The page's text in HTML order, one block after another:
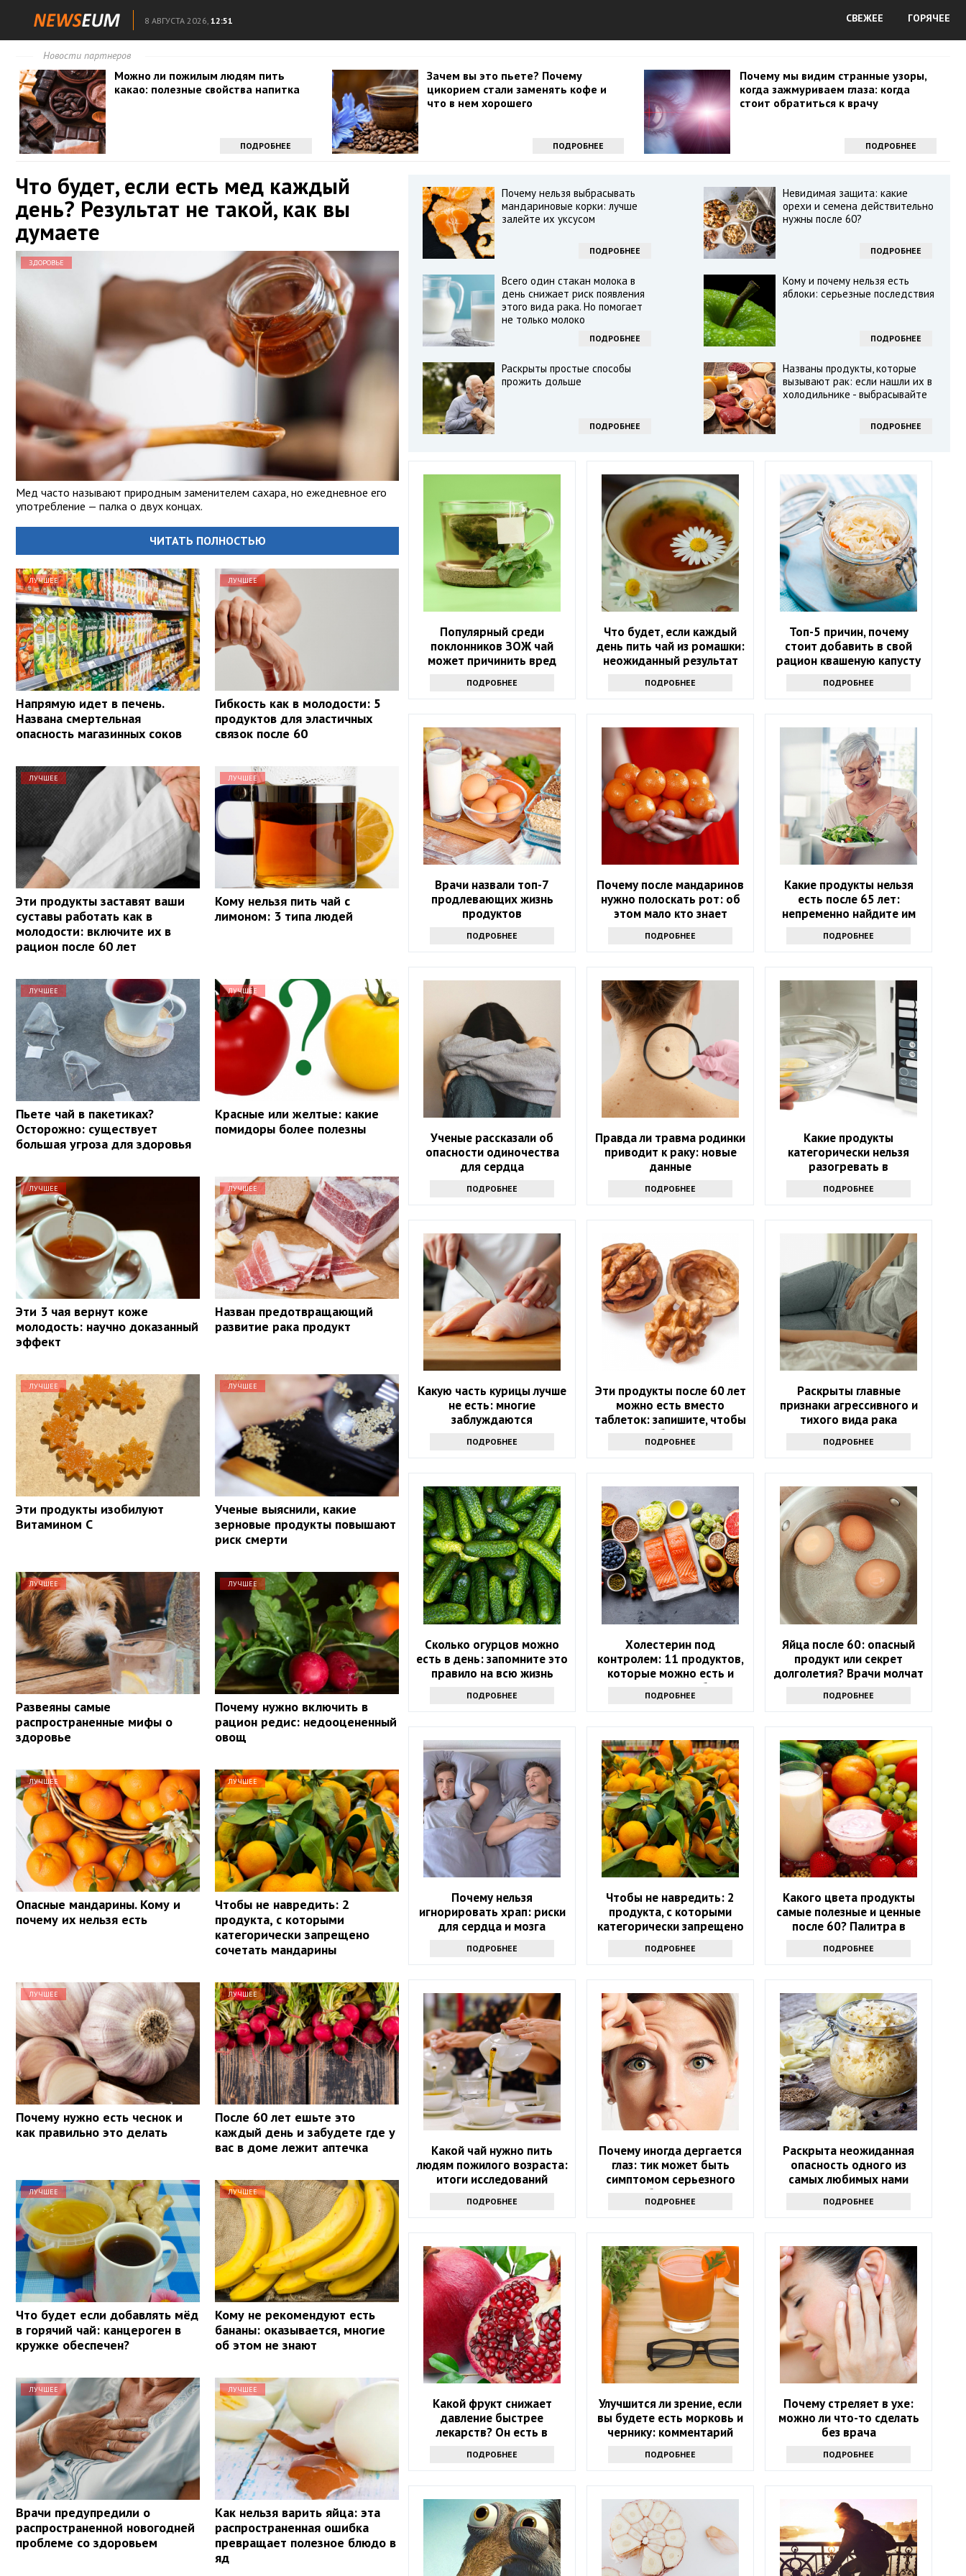
8 АВГУСТА 2026, 12:51 СВЕЖЕЕ ГОРЯЧЕЕ
Новости партнеров
Можно ли пожилым людям пить
какао: полезные свойства напитка
ПОДРОБНЕЕ
Зачем вы это пьете? Почему
цикорием стали заменять кофе и
что в нем хорошего
ПОДРОБНЕЕ
Почему мы видим странные узоры,
когда зажмуриваем глаза: когда
стоит обратиться к врачу
ПОДРОБНЕЕ
Что будет, если есть мед каждый
день? Результат не такой, как вы
думаете
ЗДОРОВЬЕ
Мед часто называют природным заменителем сахара, но ежедневное его
употребление — палка о двух концах.
ЧИТАТЬ ПОЛНОСТЬЮ
ЛУЧШЕЕ
Напрямую идет в печень.
Названа смертельная
опасность магазинных соков
ЛУЧШЕЕ
Гибкость как в молодости: 5
продуктов для эластичных
связок после 60
ЛУЧШЕЕ
Эти продукты заставят ваши
суставы работать как в
молодости: включите их в
рацион после 60 лет
ЛУЧШЕЕ
Кому нельзя пить чай с
лимоном: 3 типа людей
ЛУЧШЕЕ
Пьете чай в пакетиках?
Осторожно: существует
большая угроза для здоровья
ЛУЧШЕЕ
Красные или желтые: какие
помидоры более полезны
ЛУЧШЕЕ
Эти 3 чая вернут коже
молодость: научно доказанный
эффект
ЛУЧШЕЕ
Назван предотвращающий
развитие рака продукт
ЛУЧШЕЕ
Эти продукты изобилуют
Витамином С
ЛУЧШЕЕ
Ученые выяснили, какие
зерновые продукты повышают
риск смерти
ЛУЧШЕЕ
Развеяны самые
распространенные мифы о
здоровье
ЛУЧШЕЕ
Почему нужно включить в
рацион редис: недооцененный
овощ
ЛУЧШЕЕ
Опасные мандарины. Кому и
почему их нельзя есть
ЛУЧШЕЕ
Чтобы не навредить: 2
продукта, с которыми
категорически запрещено
сочетать мандарины
ЛУЧШЕЕ
Почему нужно есть чеснок и
как правильно это делать
ЛУЧШЕЕ
После 60 лет ешьте это
каждый день и забудете где у
вас в доме лежит аптечка
ЛУЧШЕЕ
Что будет если добавлять мёд
в горячий чай: канцероген в
кружке обеспечен?
ЛУЧШЕЕ
Кому не рекомендуют есть
бананы: оказывается, многие
об этом не знают
ЛУЧШЕЕ
Врачи предупредили о
распространенной новогодней
проблеме со здоровьем
ЛУЧШЕЕ
Как нельзя варить яйца: эта
распространенная ошибка
превращает полезное блюдо в
яд
Почему нельзя выбрасывать
мандариновые корки: лучше
залейте их уксусом
ПОДРОБНЕЕ
Невидимая защита: какие
орехи и семена действительно
нужны после 60?
ПОДРОБНЕЕ
Всего один стакан молока в
день снижает риск появления
этого вида рака. Но помогает
не только молоко
ПОДРОБНЕЕ
Кому и почему нельзя есть
яблоки: серьезные последствия
ПОДРОБНЕЕ
Раскрыты простые способы
прожить дольше
ПОДРОБНЕЕ
Названы продукты, которые
вызывают рак: если нашли их в
холодильнике - выбрасывайте
ПОДРОБНЕЕ
Популярный среди
поклонников ЗОЖ чай
может причинить вред
ПОДРОБНЕЕ
Что будет, если каждый
день пить чай из ромашки:
неожиданный результат
ПОДРОБНЕЕ
Топ-5 причин, почему
стоит добавить в свой
рацион квашеную капусту
ПОДРОБНЕЕ
Врачи назвали топ-7
продлевающих жизнь
продуктов
ПОДРОБНЕЕ
Почему после мандаринов
нужно полоскать рот: об
этом мало кто знает
ПОДРОБНЕЕ
Какие продукты нельзя
есть после 65 лет:
непременно найдите им
ПОДРОБНЕЕ
Ученые рассказали об
опасности одиночества
для сердца
ПОДРОБНЕЕ
Правда ли травма родинки
приводит к раку: новые
данные
ПОДРОБНЕЕ
Какие продукты
категорически нельзя
разогревать в
советы экспертов
ПОДРОБНЕЕ
Какую часть курицы лучше
не есть: многие
заблуждаются
ПОДРОБНЕЕ
Эти продукты после 60 лет
можно есть вместо
таблеток: запишите, чтобы
не болеть
ПОДРОБНЕЕ
Раскрыты главные
признаки агрессивного и
тихого вида рака
ПОДРОБНЕЕ
Сколько огурцов можно
есть в день: запомните это
правило на всю жизнь
ПОДРОБНЕЕ
Холестерин под
контролем: 11 продуктов,
которые можно есть и
которых стоит избегать
ПОДРОБНЕЕ
Яйца после 60: опасный
продукт или секрет
долголетия? Врачи молчат
ПОДРОБНЕЕ
Почему нельзя
игнорировать храп: риски
для сердца и мозга
ПОДРОБНЕЕ
Чтобы не навредить: 2
продукта, с которыми
категорически запрещено
ПОДРОБНЕЕ
Какого цвета продукты
самые полезные и ценные
после 60? Палитра в
ПОДРОБНЕЕ
Какой чай нужно пить
людям пожилого возраста:
итоги исследований
ПОДРОБНЕЕ
Почему иногда дергается
глаз: тик может быть
симптомом серьезного
заболевания
ПОДРОБНЕЕ
Раскрыта неожиданная
опасность одного из
самых любимых нами
ПОДРОБНЕЕ
Какой фрукт снижает
давление быстрее
лекарств? Он есть в
ПОДРОБНЕЕ
Улучшится ли зрение, если
вы будете есть морковь и
чернику: комментарий
ПОДРОБНЕЕ
Почему стреляет в ухе:
можно ли что-то сделать
без врача
ПОДРОБНЕЕ